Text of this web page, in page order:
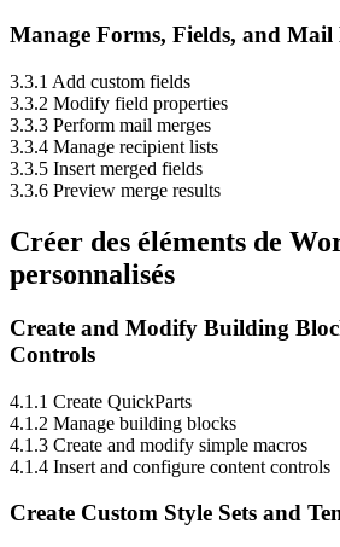
Manage Forms, Fields, and Mail
3.3.1 Add custom fields
3.3.2 Modify field properties
3.3.3 Perform mail merges
3.3.4 Manage recipient lists
3.3.5 Insert merged fields
3.3.6 Preview merge results
Créer des éléments de
personnalisés
Create and Modify Building
Controls
4.1.1 Create QuickParts
4.1.2 Manage building blocks
4.1.3 Create and modify simple macros
4.1.4 Insert and configure content controls
Create Custom Style Sets and